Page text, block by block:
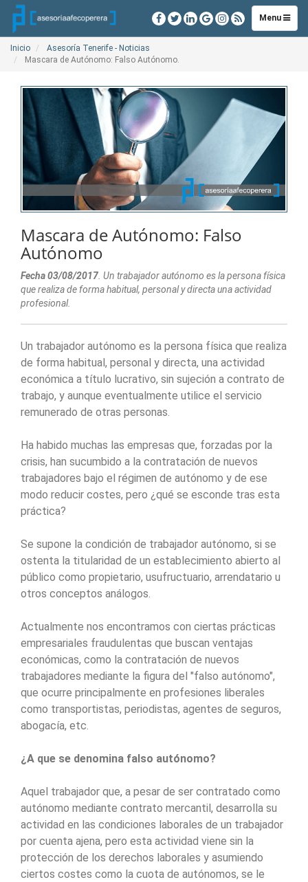
Toggle
navigation
Menu
Inicio
Asesoría Tenerife - Noticias
Mascara de Autónomo: Falso Autónomo.
Mascara de Autónomo: Falso
Autónomo
Fecha 03/08/2017. Un trabajador autónomo es la persona física
que realiza de forma habitual, personal y directa una actividad
profesional.
Un trabajador autónomo es la persona física que realiza
de forma habitual, personal y directa, una actividad
económica a título lucrativo, sin sujeción a contrato de
trabajo, y aunque eventualmente utilice el servicio
remunerado de otras personas.
Ha habido muchas las empresas que, forzadas por la
crisis, han sucumbido a la contratación de nuevos
trabajadores bajo el régimen de autónomo y de ese
modo reducir costes, pero ¿qué se esconde tras esta
práctica?
Se supone la condición de trabajador autónomo, si se
ostenta la titularidad de un establecimiento abierto al
público como propietario, usufructuario, arrendatario u
otros conceptos análogos.
Actualmente nos encontramos con ciertas prácticas
empresariales fraudulentas que buscan ventajas
económicas, como la contratación de nuevos
trabajadores mediante la figura del "falso autónomo",
que ocurre principalmente en profesiones liberales
como transportistas, periodistas, agentes de seguros,
abogacía, etc.
¿A que se denomina falso autónomo?
Aquel trabajador que, a pesar de ser contratado como
autónomo mediante contrato mercantil, desarrolla su
actividad en las condiciones laborales de un trabajador
por cuenta ajena, pero esta actividad viene sin la
protección de los derechos laborales y asumiendo
ciertos costes como la cuota de autónomos, se le